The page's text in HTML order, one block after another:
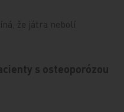
že játra nebolí
s osteoporózou